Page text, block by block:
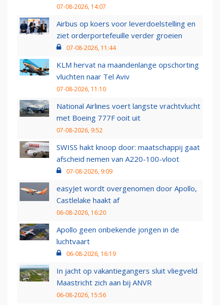
07-08-2026, 14:07
Airbus op koers voor leverdoelstelling en
ziet orderportefeuille verder groeien
07-08-2026, 11:44
KLM hervat na maandenlange opschorting
vluchten naar Tel Aviv
07-08-2026, 11:10
National Airlines voert langste vrachtvlucht
met Boeing 777F ooit uit
07-08-2026, 9:52
SWISS hakt knoop door: maatschappij gaat
afscheid nemen van A220-100-vloot
07-08-2026, 9:09
easyJet wordt overgenomen door Apollo,
Castlelake haakt af
06-08-2026, 16:20
Apollo geen onbekende jongen in de
luchtvaart
06-08-2026, 16:19
In jacht op vakantiegangers sluit vliegveld
Maastricht zich aan bij ANVR
06-08-2026, 15:56